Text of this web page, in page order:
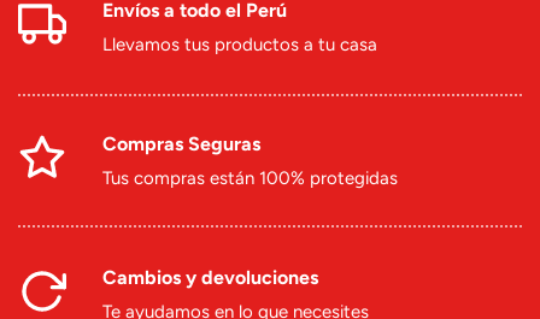
Envíos a todo el Perú
Llevamos tus productos a tu casa
Compras Seguras
Tus compras están 100% protegidas
Cambios y devoluciones
Te ayudamos en lo que necesites